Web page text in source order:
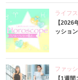
ライフ
【
ッショ
ファッ
【1週